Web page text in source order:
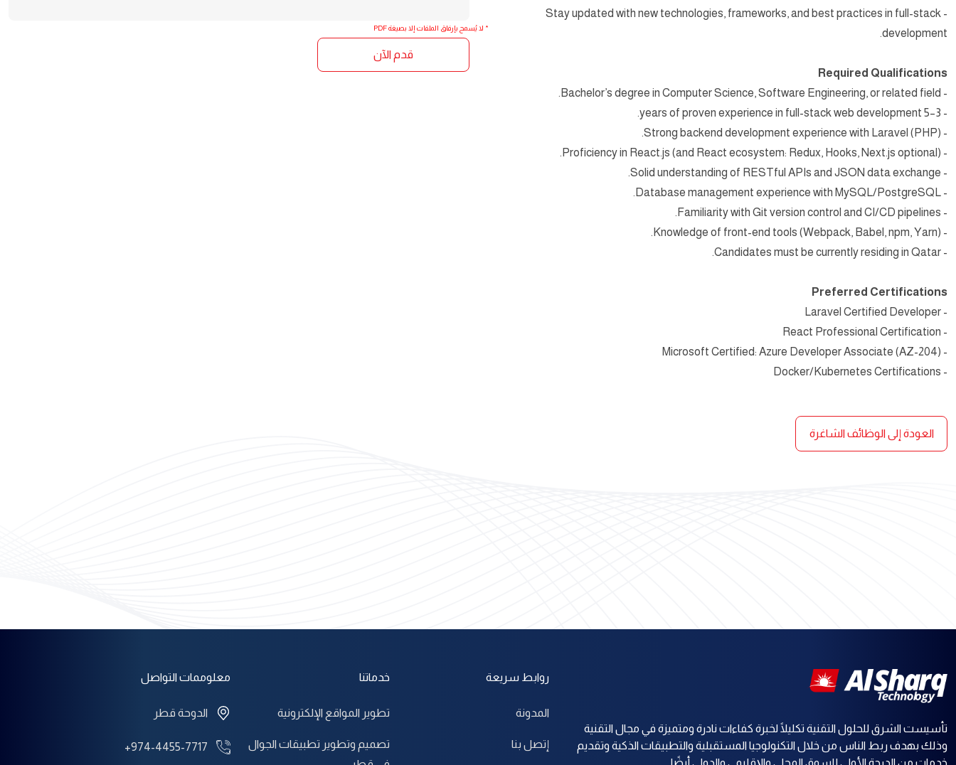
- Stay updated with new technologies, frameworks, and best practices in full-stack
development.
Required Qualifications
- Bachelor’s degree in Computer Science, Software Engineering, or related field.
- 3–5 years of proven experience in full-stack web development.
- Strong backend development experience with Laravel (PHP).
- Proficiency in React.js (and React ecosystem: Redux, Hooks, Next.js optional).
- Solid understanding of RESTful APIs and JSON data exchange.
- Database management experience with MySQL/PostgreSQL.
- Familiarity with Git version control and CI/CD pipelines.
- Knowledge of front-end tools (Webpack, Babel, npm, Yarn).
- Candidates must be currently residing in Qatar.
Preferred Certifications
- Laravel Certified Developer
- React Professional Certification
- Microsoft Certified: Azure Developer Associate (AZ-204)
- Docker/Kubernetes Certifications
العودة إلى الوظائف الشاغرة
* لا يُسمح بإرفاق الملفات إلا بصيغة PDF
قدم الآن
تأسيست الشرق للحلول التقنية تكليلًا لخبرة كفاءات نادرة ومتميزة في مجال التقنية
وذلك بهدف ربط الناس من خلال التكنولوجيا المستقبلية والتطبيقات الذكية وتقديم
روابط سريعة
المدونة
إتصل بنا
خدماتنا
تطوير المواقع الإلكترونية
تصميم وتطوير تطبيقات الجوال
معلوممات التواصل
الدوحة قطر
+974-4455-7717